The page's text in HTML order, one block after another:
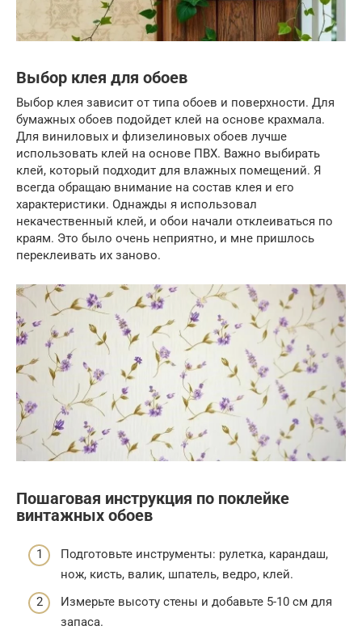
Выбор клея для обоев
Выбор клея зависит от типа обоев и поверхности. Для
бумажных обоев подойдет клей на основе крахмала.
Для виниловых и флизелиновых обоев лучше
использовать клей на основе ПВХ. Важно выбирать
клей, который подходит для влажных помещений. Я
всегда обращаю внимание на состав клея и его
характеристики. Однажды я использовал
некачественный клей, и обои начали отклеиваться по
краям. Это было очень неприятно, и мне пришлось
переклеивать их заново.
Пошаговая инструкция по поклейке
винтажных обоев
Подготовьте инструменты: рулетка, карандаш,
нож, кисть, валик, шпатель, ведро, клей.
Измерьте высоту стены и добавьте 5-10 см для
запаса.